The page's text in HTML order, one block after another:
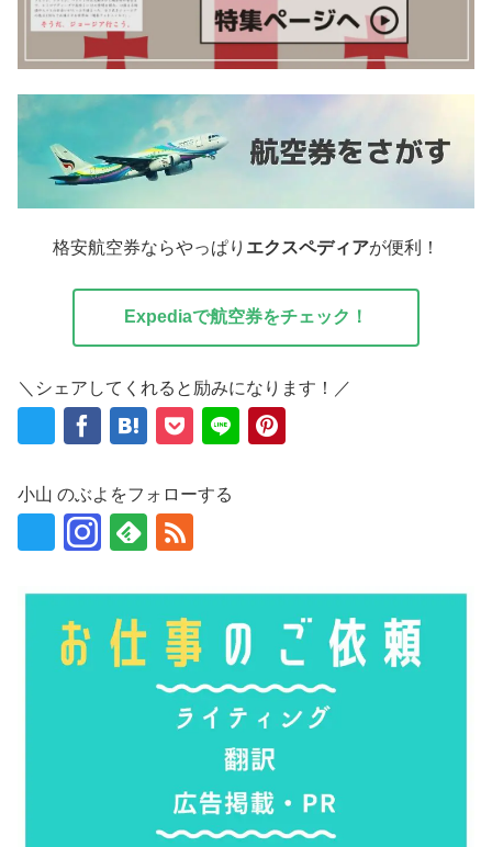
格安航空券ならやっぱり エクスペディアが便利！
Expediaで航空券をチェック！
＼シェアしてくれると励みになります！／
小山 のぶよをフォローする